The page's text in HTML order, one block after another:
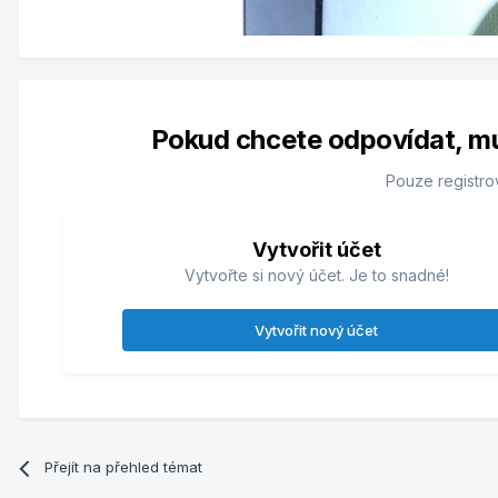
Pokud chcete odpovídat,
Pouze
Vytvořit účet
Vytvořte si nový účet. Je to snadné!
Vytvořit nový účet
Přejít na přehled témat